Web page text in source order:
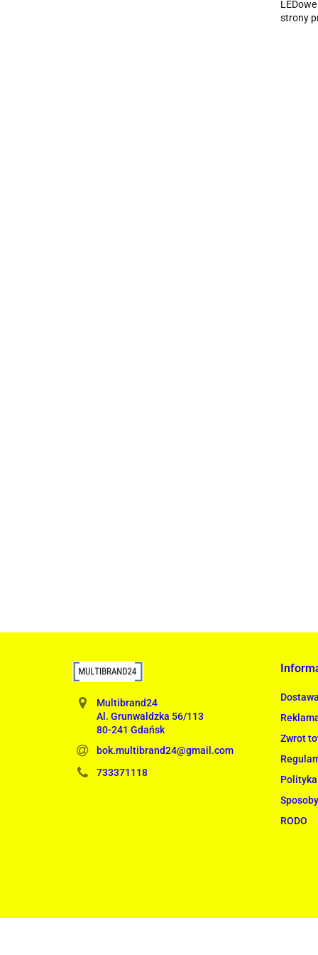
strony
Multibrand24
Al. Grunwaldzka 56/113
80-241 Gdańsk
bok.multibrand24@gmail.com
733371118
Zwrot
RODO